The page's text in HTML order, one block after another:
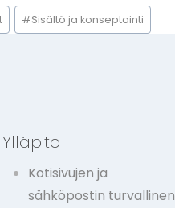
#Sisältö ja konseptointi
Ylläpito
Kotisivujen ja
sähköpostin turvallinen